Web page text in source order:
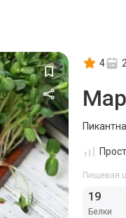
4
Пищевая
19
Белки